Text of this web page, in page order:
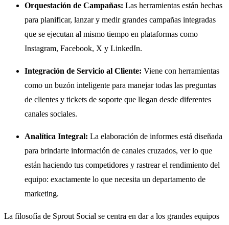
Orquestación de Campañas: Las herramientas están hechas
para planificar, lanzar y medir grandes campañas integradas
que se ejecutan al mismo tiempo en plataformas como
Instagram, Facebook, X y LinkedIn.
Integración de Servicio al Cliente: Viene con herramientas
como un buzón inteligente para manejar todas las preguntas
de clientes y tickets de soporte que llegan desde diferentes
canales sociales.
Analítica Integral: La elaboración de informes está diseñada
para brindarte información de canales cruzados, ver lo que
están haciendo tus competidores y rastrear el rendimiento del
equipo: exactamente lo que necesita un departamento de
marketing.
La filosofía de Sprout Social se centra en dar a los grandes equipos